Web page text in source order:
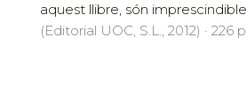
aquest llibre, són
(Editorial UOC, S.L., 2012) · 226